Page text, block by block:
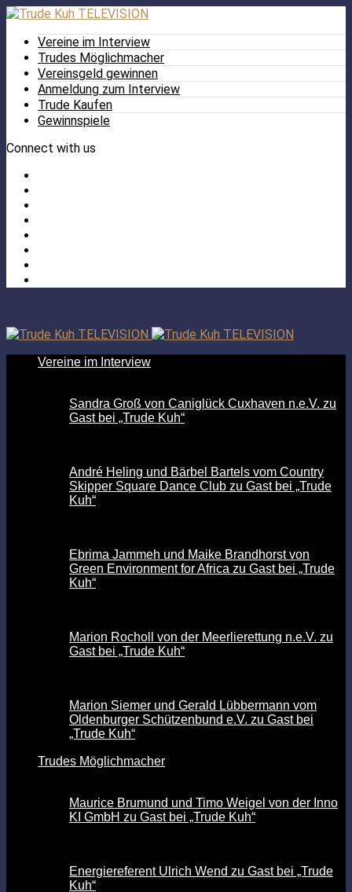
Vereine im Interview
Trudes Möglichmacher
Vereinsgeld gewinnen
Anmeldung zum Interview
Trude Kaufen
Gewinnspiele
Connect with us
Vereine im Interview
Sandra Groß von Caniglück Cuxhaven n.e.V. zu
Gast bei „Trude Kuh“
André Heling und Bärbel Bartels vom Country
Skipper Square Dance Club zu Gast bei „Trude
Kuh“
Ebrima Jammeh und Maike Brandhorst von
Green Environment for Africa zu Gast bei „Trude
Kuh“
Marion Rocholl von der Meerlierettung n.e.V. zu
Gast bei „Trude Kuh“
Marion Siemer und Gerald Lübbermann vom
Oldenburger Schützenbund e.V. zu Gast bei
„Trude Kuh“
Trudes Möglichmacher
Maurice Brumund und Timo Weigel von der Inno
KI GmbH zu Gast bei „Trude Kuh“
Energiereferent Ulrich Wend zu Gast bei „Trude
Kuh“